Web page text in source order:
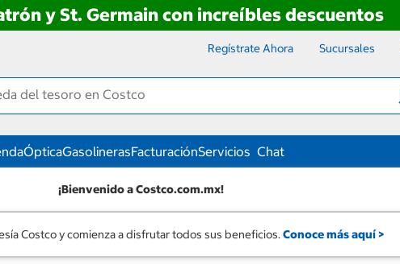
y St. Germain con increíbles descuentos
Regístrate Ahora Sucursales
ÓpticaGasolinerasFacturaciónServicios Chat
¡Bienvenido a Costco.com.mx!
Costco y comienza a disfrutar todos sus beneficios. Conoce más aquí >